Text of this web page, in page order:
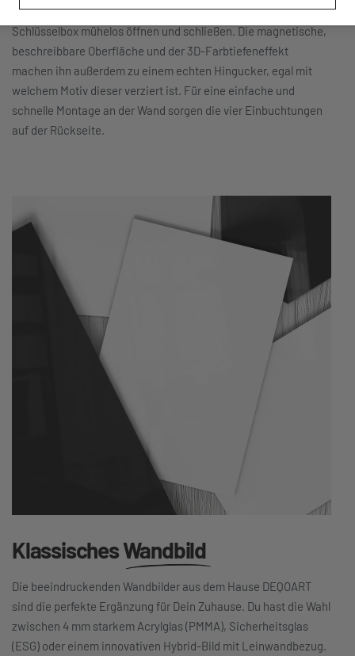
der leichtgängigen Scharniere lässt sich die 30×30 cm große
Schlüsselbox mühelos öffnen und schließen. Die magnetische,
beschreibbare Oberfläche und der 3D-Farbtiefeneffekt
machen ihn außerdem zu einem echten Hingucker, egal mit
welchem Motiv dieser verziert ist. Für eine einfache und
schnelle Montage an der Wand sorgen die vier Einbuchtungen
auf der Rückseite.
KlassischesWandbild
Die beeindruckenden Wandbilder aus dem Hause DEQOART
sind die perfekte Ergänzung für Dein Zuhause. Du hast die Wahl
zwischen 4 mm starkem Acrylglas (PMMA), Sicherheitsglas
(ESG) oder einem innovativen Hybrid-Bild mit Leinwandbezug.